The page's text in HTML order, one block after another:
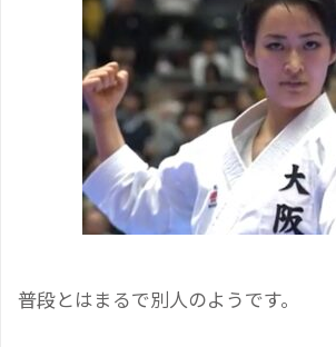
普段とはまるで別人のようです。